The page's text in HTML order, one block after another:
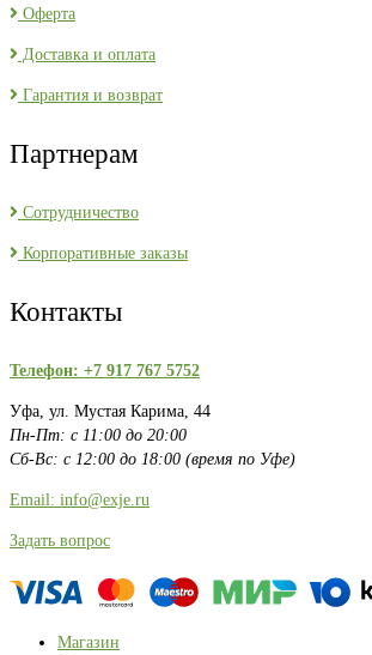
Оферта
Доставка и оплата
Гарантия и возврат
Партнерам
Сотрудничество
Корпоративные заказы
Контакты
Телефон: +7 917 767 5752
Уфа, ул. Мустая Карима, 44
Пн-Пт: с 11:00 до 20:00
Сб-Вс: с 12:00 до 18:00 (время по Уфе)
Email: info@exje.ru
Задать вопрос
Магазин